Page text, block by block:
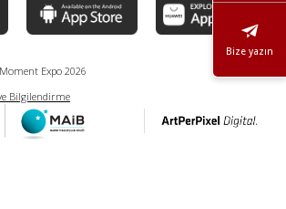
Bize yazın
Expo 2026
Bilgilendirme